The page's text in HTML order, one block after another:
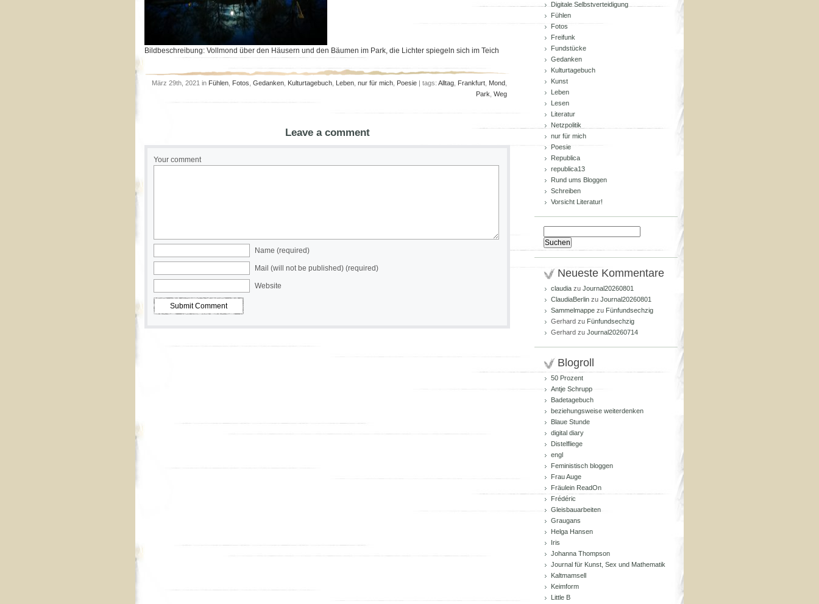
Bildbeschreibung: Vollmond über den Häusern und den Bäumen im Park, die Lichter spiegeln sich im Teich
März 29th, 2021 in Fühlen Fotos Gedanken Kulturtagebuch Leben nur für mich Poesie | tags: Alltag Frankfurt Mond
Park Weg
Leave a comment
Your comment
Name (required)
Mail (will not be published) (required)
Website
Digitale Selbstverteidigung
Fühlen
Fotos
Freifunk
Fundstücke
Gedanken
Kulturtagebuch
Kunst
Leben
Lesen
Literatur
Netzpolitik
nur für mich
Poesie
Republica
republica13
Rund ums Bloggen
Schreiben
Vorsicht Literatur!
nach:
Neueste Kommentare
claudia zu Journal20260801
ClaudiaBerlin zu Journal20260801
Sammelmappe zu Fünfundsechzig
Gerhard zu Fünfundsechzig
Gerhard zu Journal20260714
Blogroll
50 Prozent
Antje Schrupp
Badetagebuch
beziehungsweise weiterdenken
Blaue Stunde
digital diary
Distelfliege
engl
Feministisch bloggen
Frau Auge
Fräulein ReadOn
Frédéric
Gleisbauarbeiten
Graugans
Helga Hansen
Iris
Johanna Thompson
Journal für Kunst, Sex und Mathematik
Kaltmamsell
Keimform
Little B